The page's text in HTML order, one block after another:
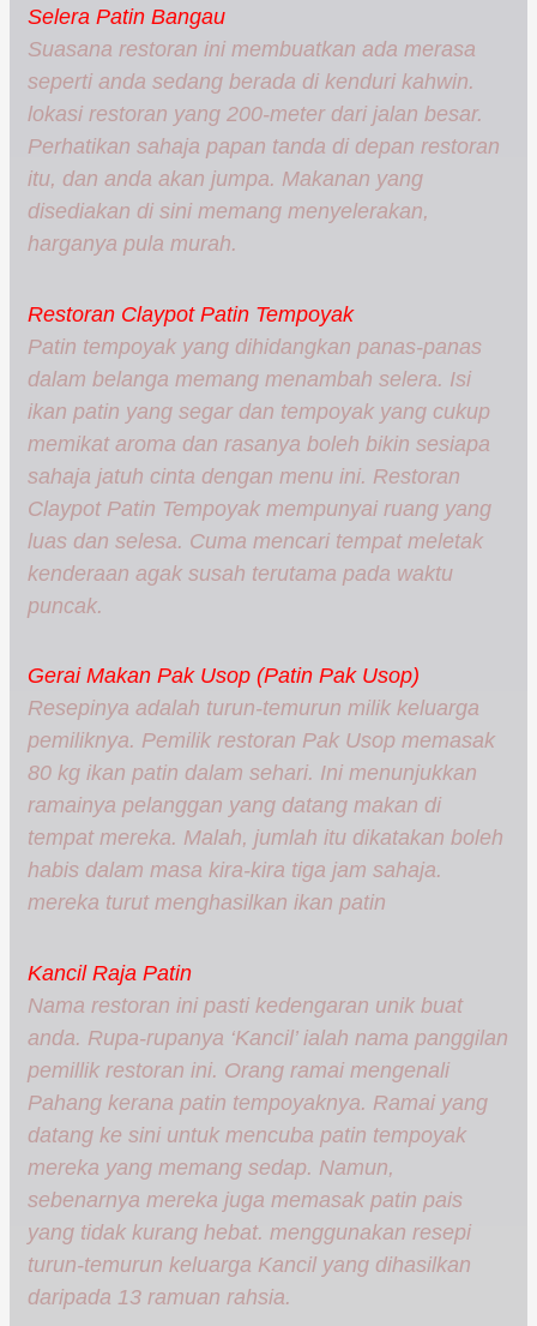
Selera Patin Bangau
Suasana restoran ini membuatkan ada merasa
seperti anda sedang berada di kenduri kahwin.
lokasi restoran yang 200-meter dari jalan besar.
Perhatikan sahaja papan tanda di depan restoran
itu, dan anda akan jumpa. Makanan yang
disediakan di sini memang menyelerakan,
harganya pula murah.
Restoran Claypot Patin Tempoyak
Patin tempoyak yang dihidangkan panas-panas
dalam belanga memang menambah selera. Isi
ikan patin yang segar dan tempoyak yang cukup
memikat aroma dan rasanya boleh bikin sesiapa
sahaja jatuh cinta dengan menu ini. Restoran
Claypot Patin Tempoyak mempunyai ruang yang
luas dan selesa. Cuma mencari tempat meletak
kenderaan agak susah terutama pada waktu
puncak.
Gerai Makan Pak Usop (Patin Pak Usop)
Resepinya adalah turun-temurun milik keluarga
pemiliknya. Pemilik restoran Pak Usop memasak
80 kg ikan patin dalam sehari. Ini menunjukkan
ramainya pelanggan yang datang makan di
tempat mereka. Malah, jumlah itu dikatakan boleh
habis dalam masa kira-kira tiga jam sahaja.
mereka turut menghasilkan ikan patin
Kancil Raja Patin
Nama restoran ini pasti kedengaran unik buat
anda. Rupa-rupanya ‘Kancil’ ialah nama panggilan
pemillik restoran ini. Orang ramai mengenali
Pahang kerana patin tempoyaknya. Ramai yang
datang ke sini untuk mencuba patin tempoyak
mereka yang memang sedap. Namun,
sebenarnya mereka juga memasak patin pais
yang tidak kurang hebat. menggunakan resepi
turun-temurun keluarga Kancil yang dihasilkan
daripada 13 ramuan rahsia.